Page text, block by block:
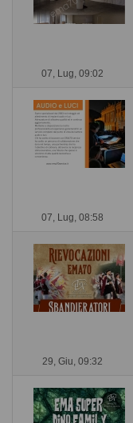
07, Lug, 09:02
07, Lug, 08:58
29, Giu, 09:32